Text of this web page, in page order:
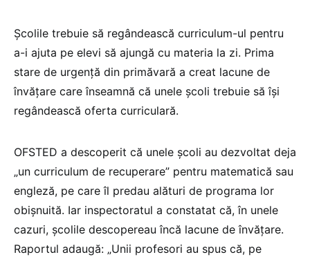
Școlile trebuie să regândească curriculum-ul pentru
a-i ajuta pe elevi să ajungă cu materia la zi. Prima
stare de urgență din primăvară a creat lacune de
învățare care înseamnă că unele școli trebuie să își
regândească oferta curriculară.
OFSTED a descoperit că unele școli au dezvoltat deja
„un curriculum de recuperare” pentru matematică sau
engleză, pe care îl predau alături de programa lor
obișnuită. Iar inspectoratul a constatat că, în unele
cazuri, școlile descopereau încă lacune de învățare.
Raportul adaugă: „Unii profesori au spus că, pe